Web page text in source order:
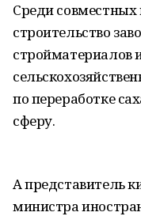
Среди
строительство
стройматериалов
по переработке
сферу.
А представитель
министра